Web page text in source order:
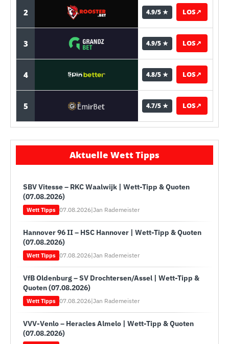
2 4.9/5 ★ LOS↗
3 4.9/5 ★ LOS↗
4 4.8/5 ★ LOS↗
5 4.7/5 ★ LOS↗
Aktuelle Wett Tipps
SBV Vitesse – RKC Waalwijk | Wett-Tipp & Quoten
(07.08.2026)
Wett Tipps 07.08.2026|Jan Rademeister
Hannover 96 II – HSC Hannover | Wett-Tipp & Quoten
(07.08.2026)
Wett Tipps 07.08.2026|Jan Rademeister
VfB Oldenburg – SV Drochtersen/Assel | Wett-Tipp &
Quoten (07.08.2026)
Wett Tipps 07.08.2026|Jan Rademeister
VVV-Venlo – Heracles Almelo | Wett-Tipp & Quoten
(07.08.2026)